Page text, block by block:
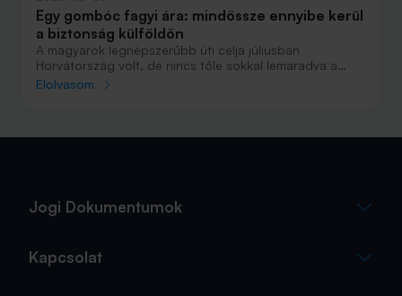
Egy gombóc fagyi ára: mindössze ennyibe kerül
a biztonság külföldön
A magyarok legnépszerűbb úti célja júliusban
Horvátország volt, de nincs tőle sokkal lemaradva a
júniust megnyerő Olaszország sem. A tengerparti
Elolvasom
Jogi Dokumentumok
Kapcsolat